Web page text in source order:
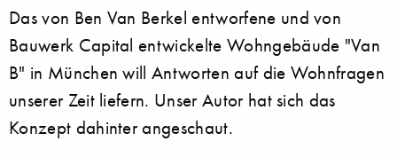
Das von Ben Van Berkel entworfene und von
Bauwerk Capital entwickelte Wohngebäude "Van
B" in München will Antworten auf die Wohnfragen
unserer Zeit liefern. Unser Autor hat sich das
Konzept dahinter angeschaut.